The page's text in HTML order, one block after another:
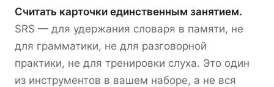
Считать карточки единственным занятием.
SRS — для удержания словаря в памяти, не
для грамматики, не для разговорной
практики, не для тренировки слуха. Это один
из инструментов в вашем наборе, а не вся